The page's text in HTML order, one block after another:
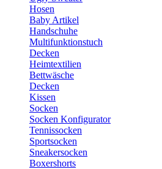
Hosen
Baby Artikel
Handschuhe
Multifunktionstuch
Decken
Heimtextilien
Bettwäsche
Decken
Kissen
Socken
Socken Konfigurator
Tennissocken
Sportsocken
Sneakersocken
Boxershorts